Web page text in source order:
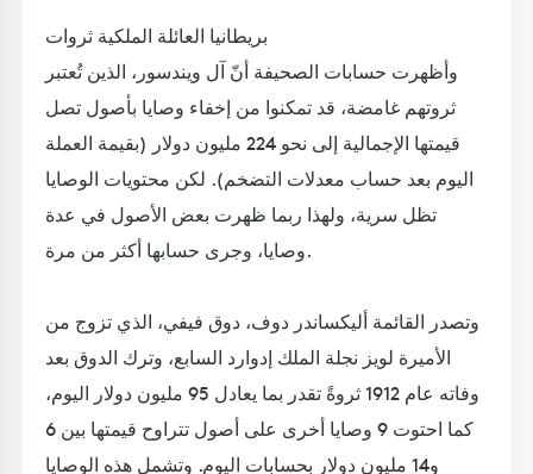
بريطانيا العائلة الملكية ثروات
وأظهرت حسابات الصحيفة أنّ آل ويندسور، الذين تُعتبر
ثروتهم غامضة، قد تمكنوا من إخفاء وصايا بأصول تصل
قيمتها الإجمالية إلى نحو 224 مليون دولار (بقيمة العملة
اليوم بعد حساب معدلات التضخم). لكن محتويات الوصايا
تظل سرية، ولهذا ربما ظهرت بعض الأصول في عدة
وصايا، وجرى حسابها أكثر من مرة.
وتصدر القائمة أليكساندر دوف، دوق فيفي، الذي تزوج من
الأميرة لويز نجلة الملك إدوارد السابع، وترك الدوق بعد
وفاته عام 1912 ثروةً تقدر بما يعادل 95 مليون دولار اليوم،
كما احتوت 9 وصايا أخرى على أصول تتراوح قيمتها بين 6
و14 مليون دولار بحسابات اليوم. وتشمل هذه الوصايا